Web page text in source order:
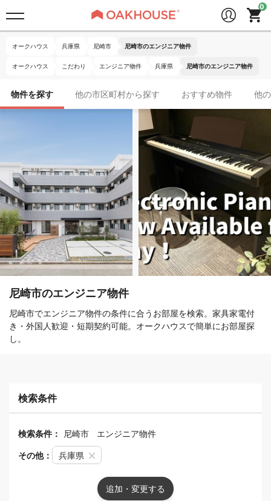
オークハウス 兵庫県 尼崎市 尼崎市のエンジニア物件
オークハウス こだわり エンジニア物件 兵庫県 尼崎市のエンジニア物件
物件を探す 他の市区町村から探す おすすめ物件 他
尼崎市のエンジニア物件
尼崎市でエンジニア物件の条件に合うお部屋を検索。家具家電付
き・外国人歓迎・短期契約可能。オークハウスで簡単にお部屋探
し。
検索条件
検索条件： 尼崎市 エンジニア物件
その他： 兵庫県
追加・変更する